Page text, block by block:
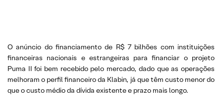
O anúncio do financiamento de R$ 7 bilhões com instituições
financeiras nacionais e estrangeiras para financiar o projeto
Puma II foi bem recebido pelo mercado, dado que as operações
melhoram o perfil financeiro da Klabin, já que têm custo menor do
que o custo médio da dívida existente e prazo mais longo.